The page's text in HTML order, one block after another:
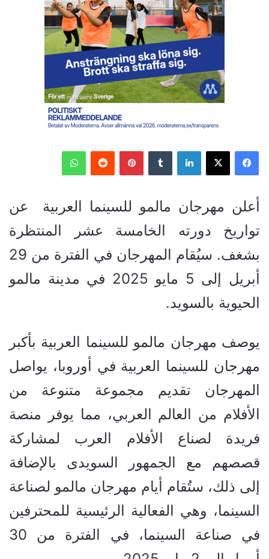
فيسبوك لينكدإن بينتيريست
أعلن مهرجان مالمو للسينما العربية عن
تواريخ دورته الخامسة عشر المنتظرة
بشغف. سيُقام المهرجان في الفترة من 29
أبريل إلى 5 مايو 2025 في مدينة مالمو
الحيوية بالسويد.
يوصف مهرجان مالمو للسينما العربية بأكبر
مهرجان للسينما العربية في أوروبا، يواصل
المهرجان تقديم مجموعة متنوعة من
الأفلام من العالم العربي، مما يوفر منصة
فريدة لصناع الأفلام العرب لمشاركة
قصصهم مع الجمهور السويدى بالإضافة
إلى ذلك، ستُقام أيام مهرجان مالمو لصناعة
السينما، وهي الفعالية الرئيسية للمحترفين
في صناعة السينما، في الفترة من 30